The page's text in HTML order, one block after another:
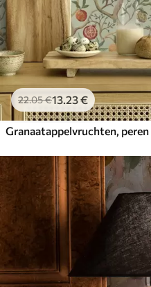
22.05€13.23€